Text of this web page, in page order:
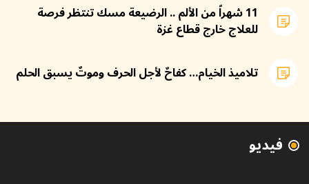
11 شهراً من الألم .. الرضيعة مسك تنتظر فرصة
للعلاج خارج قطاع غزة
تلاميذ الخيام… كفاحٌ لأجل الحرف وموتٌ يسبق الحلم
فيديو